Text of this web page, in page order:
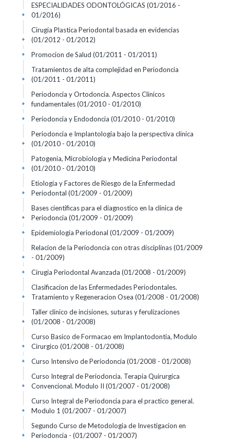
ESPECIALIDADES ODONTOLÓGICAS (01/2016 -
01/2016)
+
Cirugia Plastica Periodontal basada en evidencias
(01/2012 - 01/2012)
+
Promocion de Salud (01/2011 - 01/2011)
+
Tratamientos de alta complejidad en Periodoncia
(01/2011 - 01/2011)
+
Periodoncia y Ortodoncia. Aspectos Clinicos
fundamentales(01/2010 - 01/2010)
+
Periodoncia y Endodoncia (01/2010 - 01/2010)
+
Periodoncia e Implantologia bajo la perspectiva clinica
(01/2010 - 01/2010)
+
Patogenia, Microbiologia y Medicina Periodontal
(01/2010 - 01/2010)
+
Etiologia y Factores de Riesgo de la Enfermedad
Periodontal (01/2009 - 01/2009)
+
Bases cientificas para el diagnostico en la clinica de
Periodoncia (01/2009 - 01/2009)
+
Epidemiologia Periodonal (01/2009 - 01/2009)
+
Relacion de la Periodoncia con otras disciplinas(01/2009
- 01/2009)
+
Cirugia Periodontal Avanzada (01/2008 - 01/2009)
+
Clasificacion de las Enfermedades Periodontales.
Tratamiento y Regeneracion Osea (01/2008 - 01/2008)
+
Taller clinico de incisiones, suturas y ferulizaciones
(01/2008 - 01/2008)
+
Curso Basico de Formacao em Implantodontia, Modulo
Cirurgico (01/2008 - 01/2008)
+
Curso Intensivo de Periodoncia (01/2008 - 01/2008)
+
Curso Integral de Periodoncia. Terapia Quirurgica
Convencional. Modulo II (01/2007 - 01/2008)
+
Curso Integral de Periodoncia para el practico general.
Modulo 1 (01/2007 - 01/2007)
+
Segundo Curso de Metodologia de Investigacion en
Periodoncia - (01/2007 - 01/2007)
+